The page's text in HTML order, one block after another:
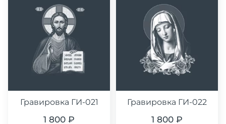
Гравировка ГИ-021
1 800 ₽
Гравировка ГИ-022
1 800 ₽